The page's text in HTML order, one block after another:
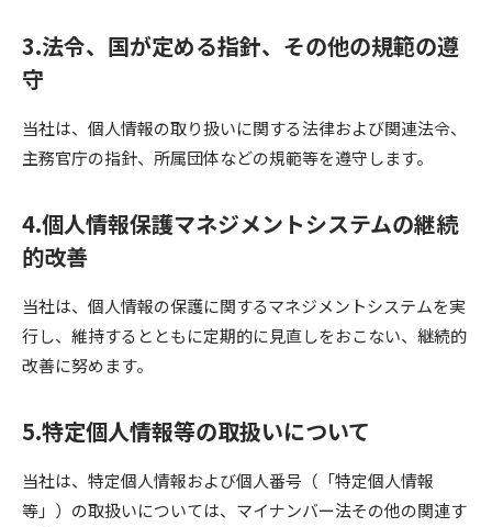
3.法令、国が定める指針、その他の規範の遵
守
当社は、個人情報の取り扱いに関する法律および関連法令、
主務官庁の指針、所属団体などの規範等を遵守します。
4.個人情報保護マネジメントシステムの継続
的改善
当社は、個人情報の保護に関するマネジメントシステムを実
行し、維持するとともに定期的に見直しをおこない、継続的
改善に努めます。
5.特定個人情報等の取扱いについて
当社は、特定個人情報および個人番号（「特定個人情報
等」）の取扱いについては、マイナンバー法その他の関連す